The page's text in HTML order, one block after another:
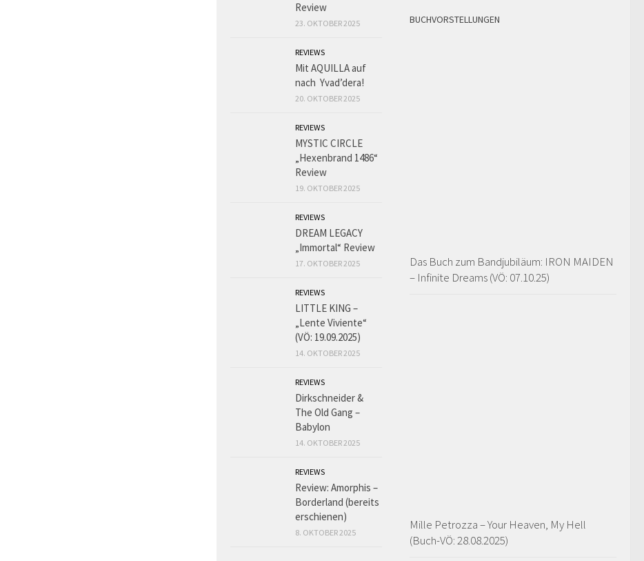
BUCHVORSTELLUNGEN
Das Buch zum Bandjubiläum: IRON MAIDEN
– Infinite Dreams (VÖ: 07.10.25)
Mille Petrozza – Your Heaven, My Hell
(Buch-VÖ: 28.08.2025)
Review
23. OKTOBER 2025
REVIEWS
Mit AQUILLA auf
nach Yvad’dera!
20. OKTOBER 2025
REVIEWS
MYSTIC CIRCLE
„Hexenbrand 1486“
Review
19. OKTOBER 2025
REVIEWS
DREAM LEGACY
„Immortal“ Review
17. OKTOBER 2025
REVIEWS
LITTLE KING –
„Lente Viviente“
(VÖ: 19.09.2025)
14. OKTOBER 2025
REVIEWS
Dirkschneider &
The Old Gang –
Babylon
14. OKTOBER 2025
REVIEWS
Review: Amorphis –
Borderland (bereits
erschienen)
8. OKTOBER 2025